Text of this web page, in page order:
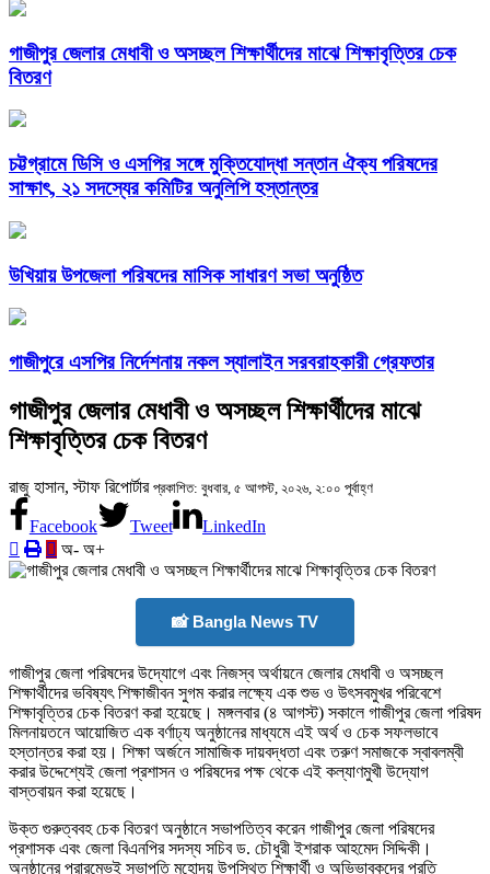
গাজীপুর জেলার মেধাবী ও অসচ্ছল শিক্ষার্থীদের মাঝে শিক্ষাবৃত্তির চেক
বিতরণ
চট্টগ্রামে ডিসি ও এসপির সঙ্গে মুক্তিযোদ্ধা সন্তান ঐক্য পরিষদের
সাক্ষাৎ, ২১ সদস্যের কমিটির অনুলিপি হস্তান্তর
উখিয়ায় উপজেলা পরিষদের মাসিক সাধারণ সভা অনুষ্ঠিত
গাজীপুরে এসপির নির্দেশনায় নকল স্যালাইন সরবরাহকারী গ্রেফতার
গাজীপুর জেলার মেধাবী ও অসচ্ছল শিক্ষার্থীদের মাঝে
শিক্ষাবৃত্তির চেক বিতরণ
রাজু হাসান, স্টাফ রিপোর্টার প্রকাশিত: বুধবার, ৫ আগস্ট, ২০২৬, ২:০০ পূর্বাহ্ণ
Facebook Tweet
LinkedIn
অ- অ+
📸 Bangla News TV
গাজীপুর জেলা পরিষদের উদ্যোগে এবং নিজস্ব অর্থায়নে জেলার মেধাবী ও অসচ্ছল
শিক্ষার্থীদের ভবিষ্যৎ শিক্ষাজীবন সুগম করার লক্ষ্যে এক শুভ ও উৎসবমুখর পরিবেশে
শিক্ষাবৃত্তির চেক বিতরণ করা হয়েছে। মঙ্গলবার (৪ আগস্ট) সকালে গাজীপুর জেলা পরিষদ
মিলনায়তনে আয়োজিত এক বর্ণাঢ্য অনুষ্ঠানের মাধ্যমে এই অর্থ ও চেক সফলভাবে
হস্তান্তর করা হয়। শিক্ষা অর্জনে সামাজিক দায়বদ্ধতা এবং তরুণ সমাজকে স্বাবলম্বী
করার উদ্দেশ্যেই জেলা প্রশাসন ও পরিষদের পক্ষ থেকে এই কল্যাণমুখী উদ্যোগ
বাস্তবায়ন করা হয়েছে।
উক্ত গুরুত্ববহ চেক বিতরণ অনুষ্ঠানে সভাপতিত্ব করেন গাজীপুর জেলা পরিষদের
প্রশাসক এবং জেলা বিএনপির সদস্য সচিব ড. চৌধুরী ইশরাক আহমেদ সিদ্দিকী।
অনুষ্ঠানের প্রারম্ভেই সভাপতি মহোদয় উপস্থিত শিক্ষার্থী ও অভিভাবকদের প্রতি